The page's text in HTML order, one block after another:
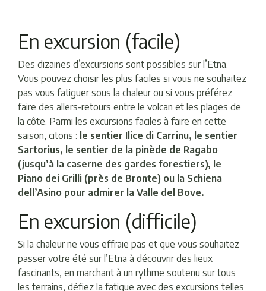
En excursion (facile)
Des dizaines d’excursions sont possibles sur l’Etna.
Vous pouvez choisir les plus faciles si vous ne souhaitez
pas vous fatiguer sous la chaleur ou si vous préférez
faire des allers-retours entre le volcan et les plages de
la côte. Parmi les excursions faciles à faire en cette
saison, citons : le sentier Ilice di Carrinu, le sentier
Sartorius, le sentier de la pinède de Ragabo
(jusqu’à la caserne des gardes forestiers), le
Piano dei Grilli (près de Bronte) ou la Schiena
dell’Asino pour admirer la Valle del Bove.
En excursion (difficile)
Si la chaleur ne vous effraie pas et que vous souhaitez
passer votre été sur l’Etna à découvrir des lieux
fascinants, en marchant à un rythme soutenu sur tous
les terrains, défiez la fatigue avec des excursions telles